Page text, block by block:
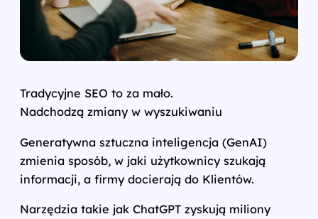
Tradycyjne SEO to za mało.
Nadchodzą zmiany w wyszukiwaniu
Generatywna sztuczna inteligencja (GenAI)
zmienia sposób, w jaki użytkownicy szukają
informacji, a firmy docierają do Klientów.
Narzędzia takie jak ChatGPT zyskują miliony